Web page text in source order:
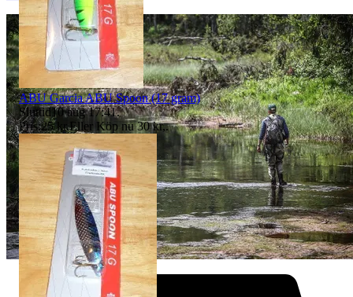
ABU Garcia ABU Spoon (17 gram)
Sluttid10 aug 17:41.
Pris:25 kr,Eller Köp nu 30 kr,.